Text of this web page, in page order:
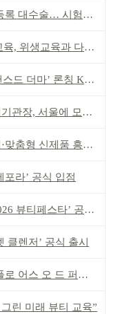
술… 시험자료 공용 허용
위생교육과 다르다”
’ 론칭 K더마 육성 박차
장, 서울에 모인다
신제품 흥행 ‘쌍끌이’
포라’ 공식 입점
티페스타’ 공동 주최
클렌저’ 공식 출시
오 드 퍼퓸’ 4종 출시
린 미래 뷰티 교육”